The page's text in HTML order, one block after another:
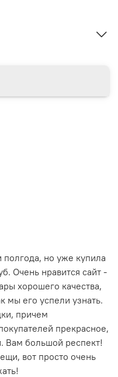
но уже купила
Очень нравится сайт -
хорошего качества,
мы его успели узнать.
причем
прекрасное,
Вам большой респект!
вот просто очень